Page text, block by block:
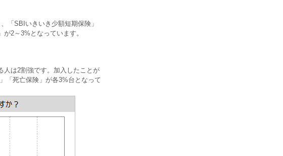
「SBIいきいき少額短期保険」
2～3%となっています。
人は2割強です。加入したことが
「死亡保険」が各3%台となって